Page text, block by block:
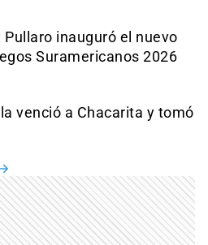
Pullaro inauguró el nuevo
Suramericanos 2026
venció a Chacarita y tomó